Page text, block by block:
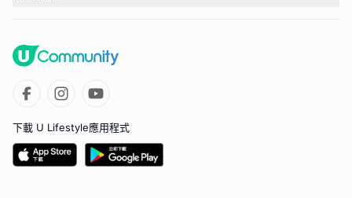
下載 U Lifestyle應用程式